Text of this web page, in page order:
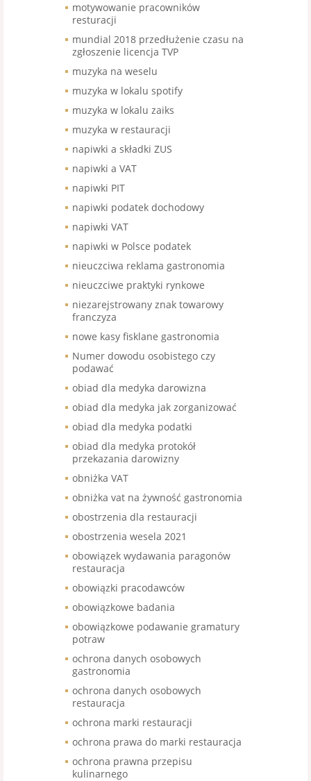
motywowanie pracowników
resturacji
mundial 2018 przedłużenie czasu na
zgłoszenie licencja TVP
muzyka na weselu
muzyka w lokalu spotify
muzyka w lokalu zaiks
muzyka w restauracji
napiwki a składki ZUS
napiwki a VAT
napiwki PIT
napiwki podatek dochodowy
napiwki VAT
napiwki w Polsce podatek
nieuczciwa reklama gastronomia
nieuczciwe praktyki rynkowe
niezarejstrowany znak towarowy
franczyza
nowe kasy fisklane gastronomia
Numer dowodu osobistego czy
podawać
obiad dla medyka darowizna
obiad dla medyka jak zorganizować
obiad dla medyka podatki
obiad dla medyka protokół
przekazania darowizny
obniżka VAT
obniżka vat na żywność gastronomia
obostrzenia dla restauracji
obostrzenia wesela 2021
obowiązek wydawania paragonów
restauracja
obowiązki pracodawców
obowiązkowe badania
obowiązkowe podawanie gramatury
potraw
ochrona danych osobowych
gastronomia
ochrona danych osobowych
restauracja
ochrona marki restauracji
ochrona prawa do marki restauracja
ochrona prawna przepisu
kulinarnego